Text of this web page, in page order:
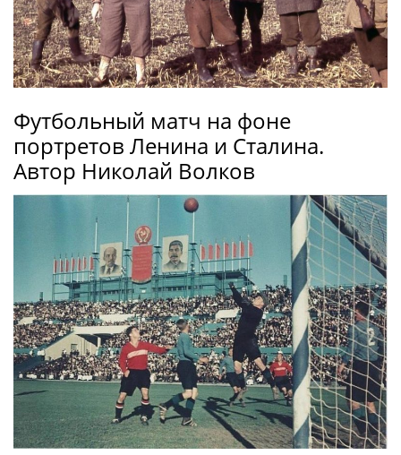
Футбольный матч на фоне
портретов Ленина и Сталина.
Автор Николай Волков